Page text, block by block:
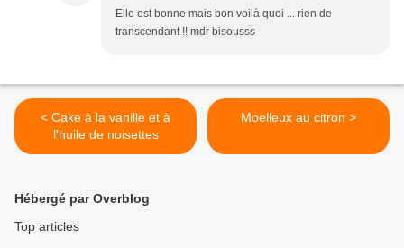
Elle est bonne mais bon voilà quoi ... rien de
transcendant !! mdr bisousss
< Cake à la vanille et à
l'huile de noisettes
Moelleux au citron >
Hébergé par Overblog
Top articles